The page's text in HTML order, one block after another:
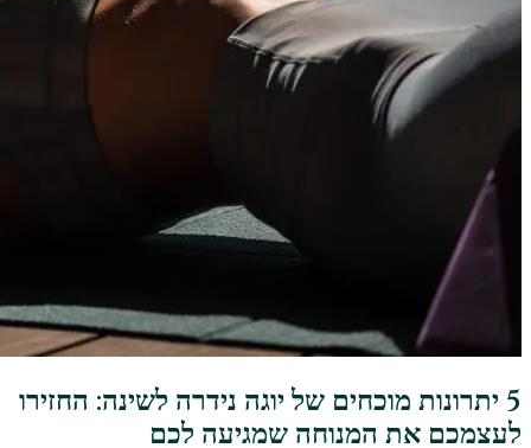
5 יתרונות מוכחים של יוגה נידרה לשינה: החזירו
לעצמכם את המנוחה שמגיעה לכם